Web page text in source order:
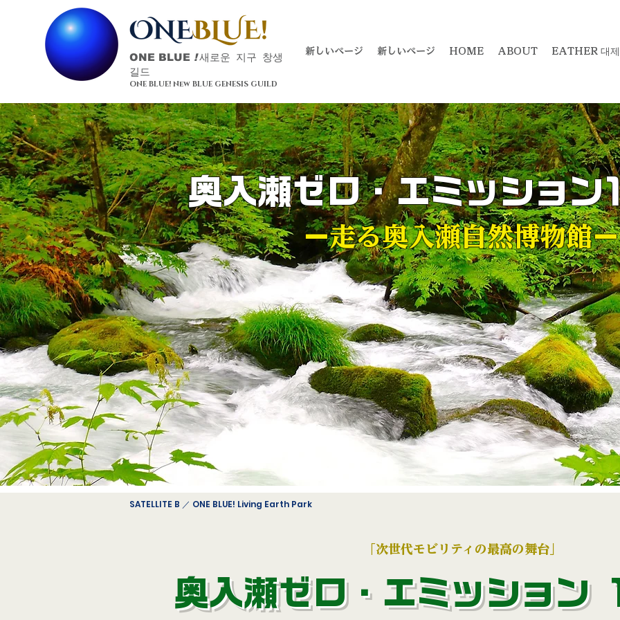
ONE BLUE ! 새로운 지구 창생
길드
ONE BLUE! New BLUE GENESIS GUILD
新しいページ 新しいページ HOME ABOUT EATHER 대제
奥入瀬ゼロ・エミッショ
ー走る奥入瀬自然博物館ー
SATELLITE B ／ ONE BLUE! Living Earth Park
「次世代モビリティの最高の舞台」
奥入瀬ゼロ・エミッシ